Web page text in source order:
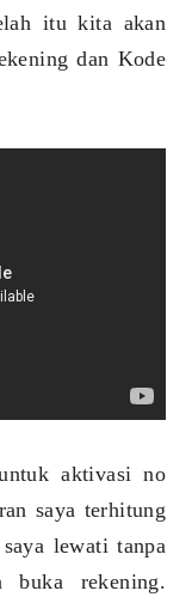
itu kita akan
dan Kode
aktivasi no
saya terhitung
lewati tanpa
buka rekening.